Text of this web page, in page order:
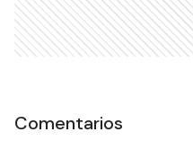
Comentarios